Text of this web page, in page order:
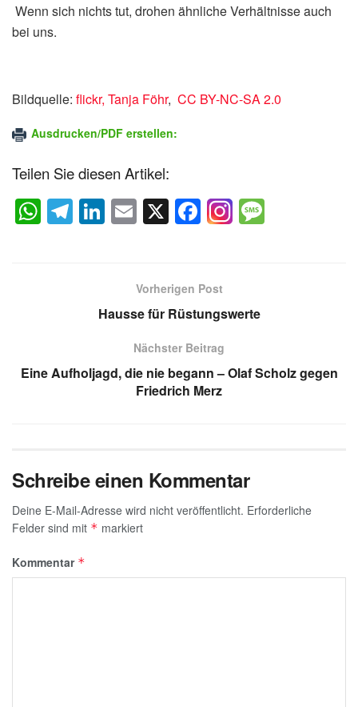
Wenn sich nichts tut, drohen ähnliche Verhältnisse auch
bei uns.
Bildquelle: flickr, Tanja Föhr, CC BY-NC-SA 2.0
Ausdrucken/PDF erstellen:
Teilen Sie diesen Artikel:
W
h
p
T
el
Li
n
dI
E
m
X F
a
e
b
o
o
k
Vorherigen Post
Hausse für Rüstungswerte
Nächster Beitrag
Eine Aufholjagd, die nie begann – Olaf Scholz gegen
Friedrich Merz
Schreibe einen Kommentar
Deine E-Mail-Adresse wird nicht veröffentlicht. Erforderliche
Felder sind mit * markiert
Kommentar *